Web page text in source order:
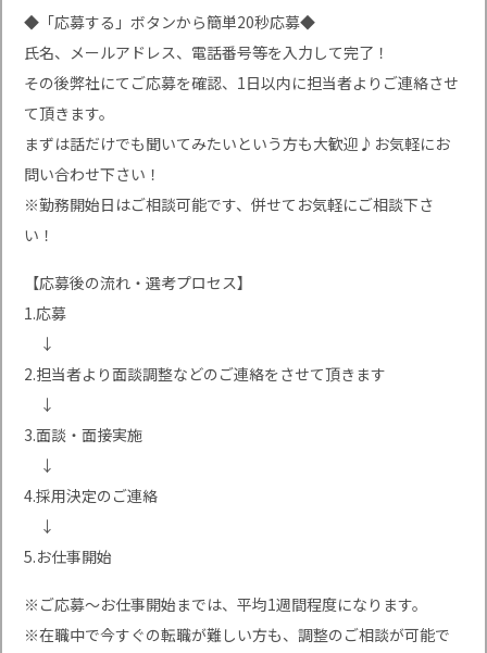
◆「応募する」ボタンから簡単20秒応募◆
氏名、メールアドレス、電話番号等を入力して完了！
その後弊社にてご応募を確認、1日以内に担当者よりご連絡させ
て頂きます。
まずは話だけでも聞いてみたいという方も大歓迎♪お気軽にお
問い合わせ下さい！
※勤務開始日はご相談可能です、併せてお気軽にご相談下さ
い！
【応募後の流れ・選考プロセス】
1.応募
↓
2.担当者より面談調整などのご連絡をさせて頂きます
↓
3.面談・面接実施
↓
4.採用決定のご連絡
↓
5.お仕事開始
※ご応募〜お仕事開始までは、平均1週間程度になります。
※在職中で今すぐの転職が難しい方も、調整のご相談が可能で